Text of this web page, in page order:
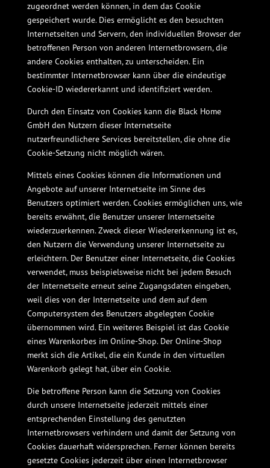
zugeordnet werden können, in dem das Cookie
gespeichert wurde. Dies ermöglicht es den besuchten
Internetseiten und Servern, den individuellen Browser der
betroffenen Person von anderen Internetbrowsern, die
andere Cookies enthalten, zu unterscheiden. Ein
bestimmter Internetbrowser kann über die eindeutige
Cookie-ID wiedererkannt und identifiziert werden.
Durch den Einsatz von Cookies kann die Black Home
GmbH den Nutzern dieser Internetseite
nutzerfreundlichere Services bereitstellen, die ohne die
Cookie-Setzung nicht möglich wären.
Mittels eines Cookies können die Informationen und
Angebote auf unserer Internetseite im Sinne des
Benutzers optimiert werden. Cookies ermöglichen uns, wie
bereits erwähnt, die Benutzer unserer Internetseite
wiederzuerkennen. Zweck dieser Wiedererkennung ist es,
den Nutzern die Verwendung unserer Internetseite zu
erleichtern. Der Benutzer einer Internetseite, die Cookies
verwendet, muss beispielsweise nicht bei jedem Besuch
der Internetseite erneut seine Zugangsdaten eingeben,
weil dies von der Internetseite und dem auf dem
Computersystem des Benutzers abgelegten Cookie
übernommen wird. Ein weiteres Beispiel ist das Cookie
eines Warenkorbes im Online-Shop. Der Online-Shop
merkt sich die Artikel, die ein Kunde in den virtuellen
Warenkorb gelegt hat, über ein Cookie.
Die betroffene Person kann die Setzung von Cookies
durch unsere Internetseite jederzeit mittels einer
entsprechenden Einstellung des genutzten
Internetbrowsers verhindern und damit der Setzung von
Cookies dauerhaft widersprechen. Ferner können bereits
gesetzte Cookies jederzeit über einen Internetbrowser